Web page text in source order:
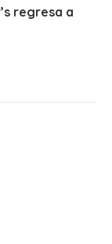
regresa a